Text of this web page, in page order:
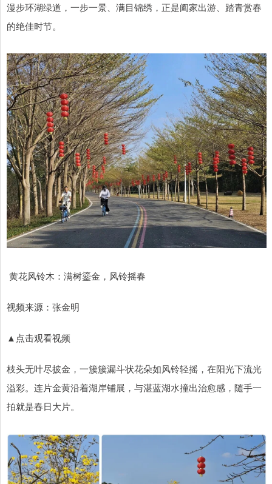
漫步环湖绿道，一步一景、满目锦绣，正是阖家出游、踏青赏春
的绝佳时节。
黄花风铃木：满树鎏金，风铃摇春
视频来源：张金明
▲点击观看视频
枝头无叶尽披金，一簇簇漏斗状花朵如风铃轻摇，在阳光下流光
溢彩。连片金黄沿着湖岸铺展，与湛蓝湖水撞出治愈感，随手一
拍就是春日大片。